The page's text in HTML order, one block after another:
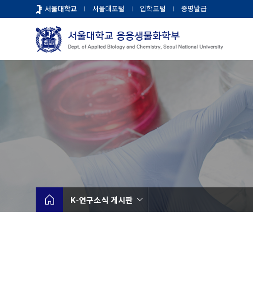
로
서울대학교 서울대포털 입학포털 증명발급
K-연구소식 게시판